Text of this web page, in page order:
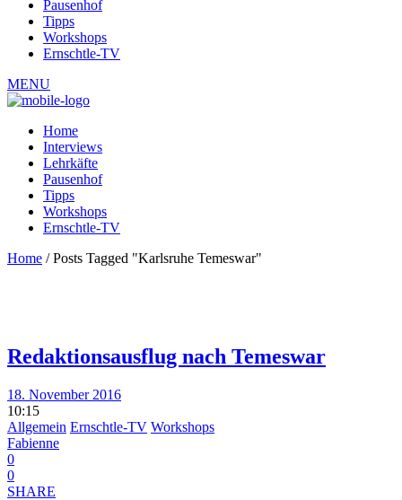
Pausenhof
Tipps
Workshops
Ernschtle-TV
MENU
Home
Interviews
Lehrkäfte
Pausenhof
Tipps
Workshops
Ernschtle-TV
Home /Posts Tagged "Karlsruhe Temeswar"
Redaktionsausflug nach Temeswar
18. November 2016
10:15
Allgemein Ernschtle-TV Workshops
Fabienne
0
0
SHARE